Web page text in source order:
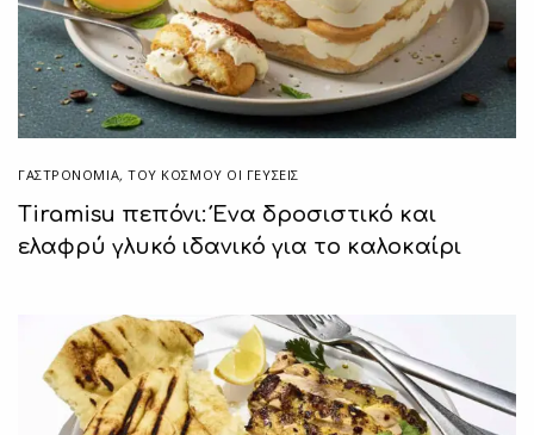
ΓΑΣΤΡΟΝΟΜΙΑ,ΤΟΥ ΚΌΣΜΟΥ ΟΙ ΓΕΎΣΕΙΣ
Tiramisu πεπόνι: Ένα δροσιστικό και
ελαφρύ γλυκό ιδανικό για το καλοκαίρι